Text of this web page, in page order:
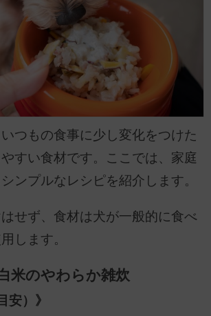
つもの食事に少し変化をつけた
すい食材です。ここでは、家庭
ンプルなレシピを紹介します。
せず、食材は犬が一般的に食べ
します。
米のやわらか雑炊
安）》